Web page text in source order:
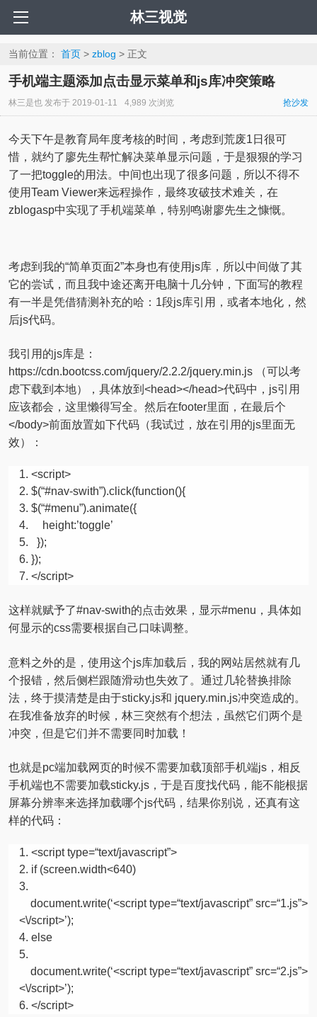
林三视觉
当前位置： 首页> zblog > 正文
手机端主题添加点击显示菜单和js库冲突策略
林三是也发布于 2019-01-11 4,989 次浏览 抢沙发
今天下午是教育局年度考核的时间，考虑到荒废1日很可
惜，就约了廖先生帮忙解决菜单显示问题，于是狠狠的学习
了一把toggle的用法。中间也出现了很多问题，所以不得不
使用Team Viewer来远程操作，最终攻破技术难关，在
zblogasp中实现了手机端菜单，特别鸣谢廖先生之慷慨。
考虑到我的“简单页面2”本身也有使用js库，所以中间做了其
它的尝试，而且我中途还离开电脑十几分钟，下面写的教程
有一半是凭借猜测补充的哈：1段js库引用，或者本地化，然
后js代码。
我引用的js库是：
https://cdn.bootcss.com/jquery/2.2.2/jquery.min.js （可以考
虑下载到本地），具体放到<head></head>代码中，js引用
应该都会，这里懒得写全。然后在footer里面，在最后个
</body>前面放置如下代码（我试过，放在引用的js里面无
效）：
<script>
$(“#nav-swith”).click(function(){
$(“#menu”).animate({
height:’toggle’
});
});
</script>
这样就赋予了#nav-swith的点击效果，显示#menu，具体如
何显示的css需要根据自己口味调整。
意料之外的是，使用这个js库加载后，我的网站居然就有几
个报错，然后侧栏跟随滑动也失效了。通过几轮替换排除
法，终于摸清楚是由于sticky.js和 jquery.min.js冲突造成的。
在我准备放弃的时候，林三突然有个想法，虽然它们两个是
冲突，但是它们并不需要同时加载！
也就是pc端加载网页的时候不需要加载顶部手机端js，相反
手机端也不需要加载sticky.js，于是百度找代码，能不能根据
屏幕分辨率来选择加载哪个js代码，结果你别说，还真有这
样的代码：
<script type=“text/javascript”>
if(screen.width<640)
document.write(‘<script type=“text/javascript”src=“1.js”>
<\/script>’);
else
document.write(‘<script type=“text/javascript”src=“2.js”>
<\/script>’);
</script>